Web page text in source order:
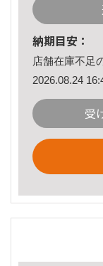
納期目安：
店舗在庫不足
2026.08.24
受